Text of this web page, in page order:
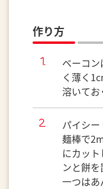
作り方
ベーコ
く薄く
溶いてお
パイシー
麺棒で
にカッ
ンと餅
一つはあ